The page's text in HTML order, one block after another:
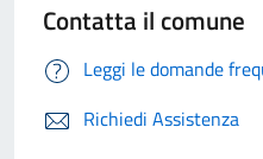
Contatta il comune
Leggi le domande
Richiedi Assistenza